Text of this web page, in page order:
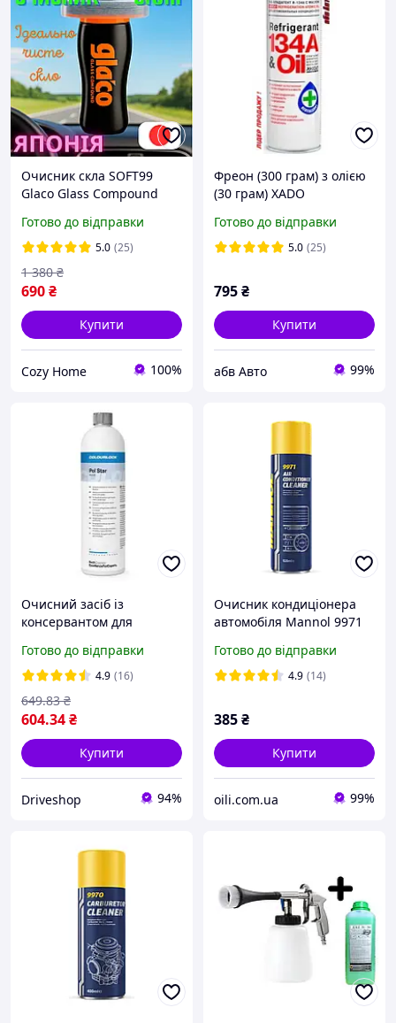
Очисник скла SOFT99
Glaco Glass Compound
засіб для очищення вікон
автомобільний
Готово до відправки
5.0 (25)
690₴
1 380 ₴
Купити
Cozy Home 100%
Фреон (300 грам) з олією
(30 грам) XADO
(посадкове М10) загальне
650мл XA 60102
Готово до відправки
5.0 (25)
795₴
Купити
абв Авто 99%
Очисний засіб із
консервантом для
Star 1 л
Готово до відправки
4.9 (16)
604.34₴
649.83 ₴
Купити
Driveshop 94%
Очисник кондиціонера
автомобіля Mannol 9971
CLEANER 520мл пінний з
трубочкою
Готово до відправки
4.9 (14)
385₴
Купити
oili.com.ua 99%